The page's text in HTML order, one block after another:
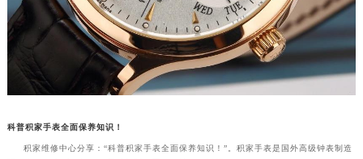
科普积家手表全面保养知识！
积家维修中心分享：“科普积家手表全面保养知识！”。积家手表是国外高级钟表制造